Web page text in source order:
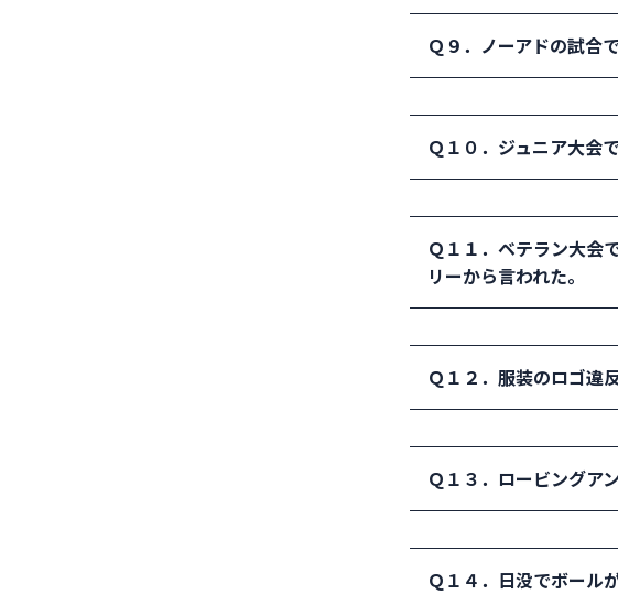
解決例： ボールが入っ
いても反射的にプレー
Ｑ９．ノーアドの試合
解決例：両選手が誤っ
ングポイント、レシー
立し､そのゲームは終
Ｑ１０．ジュニア大会
解決例： 際どいアウト
記憶に残るので､独り
を出す選手には、相手
Ｑ１１．ベテラン大会
リーから言われた。
解決例： サーバーがス
ようならスコアを言う
Ｑ１２．服装のロゴ違
解決例： 試合中に服装
がどのように違反して
Ｑ１３．ロービングア
解決例： 立っていても
す状態であればプレー
Ｑ１４．日没でボール